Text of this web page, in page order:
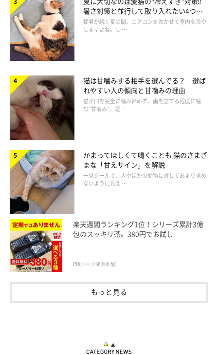
いぬのきもちねこのきもち読者さんのしあわ
たり20cmだったりと、各家庭ならではのさまざまなしあわセン
暑さ対策と並行して取り入れたい4つの
工夫
猛暑が続く夏の間、エアコンを効かせて室内を冷や
しますよね。し …
猫は甘噛みする相手を選んでる？ 選ば
れやすい人の傾向と甘噛みの理由
猫が口を完全に噛み締めず、歯を立てる程度に噛
む“甘噛み”。遊 …
かまってほしくて鳴くことも 猫のさまざ
まな「甘えサイン」を解説
一見クールで、人やほかの動物に対してあまり求め
ないように見え …
楽天週間ランキング1位！シリーズ累計3億
包のスッキリ茶。380円でお試し
PR(ハーブ健康本舗)
もっと見る